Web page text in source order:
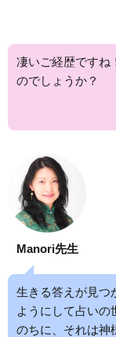
凄いご経歴ですね
のでしょうか？
Manori先生
生きる答えが見つ
ようにして占いの
のちに、それは神